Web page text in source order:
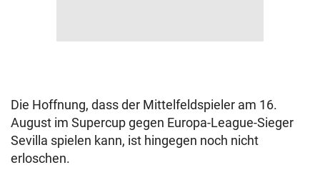
Die Hoffnung, dass der Mittelfeldspieler am 16.
August im Supercup gegen Europa-League-Sieger
Sevilla spielen kann, ist hingegen noch nicht
erloschen.